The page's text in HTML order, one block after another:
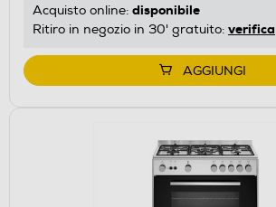
Acquisto online: disponibile
Ritiro in negozio in 30' gratuito: verifica
AGGIUNGI